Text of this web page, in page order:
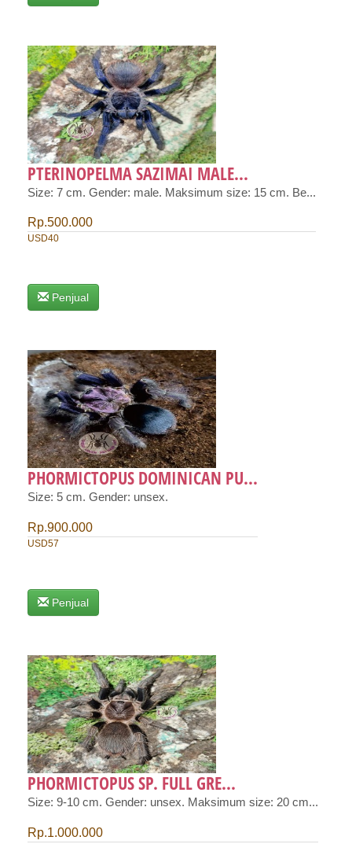
PTERINOPELMA SAZIMAI MALE...
Size: 7 cm. Gender: male. Maksimum size: 15 cm. Be...
Rp.500.000
USD40
Penjual
PHORMICTOPUS DOMINICAN PU...
Size: 5 cm. Gender: unsex.
Rp.900.000
USD57
Penjual
PHORMICTOPUS SP. FULL GRE...
Size: 9-10 cm. Gender: unsex. Maksimum size: 20 cm...
Rp.1.000.000